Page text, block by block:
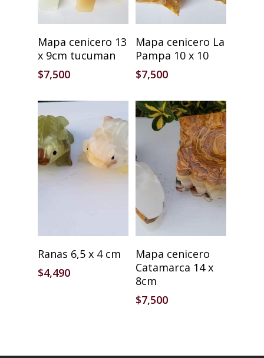
Mapa cenicero 13
x 9cm tucuman
$7,500
Mapa cenicero La
Pampa 10 x 10
$7,500
Ranas 6,5 x 4 cm
$4,490
Mapa cenicero
Catamarca 14 x
8cm
$7,500